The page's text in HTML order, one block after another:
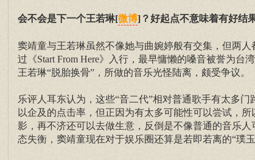
会不会是下一个王若琳[微博]？好起点不意味着有好结
窦靖童与王若琳虽然不像她与曲婉婷般有交集，但两
过《Start From Here》入行，最早慵懒的嗓音被誉为
王若琳“脱胎换骨”，所做的音乐光怪陆离，颇受争议。
乐评人耳东认为，这些“音二代”相对普通歌手有太多
以企及的点击率，但正因为有太多可能性可以尝试，
影，再不济还可以去做生意，反倒是不像普通的音乐
态失衡，窦靖童现在对于娱乐圈还算是若即若离的“璞